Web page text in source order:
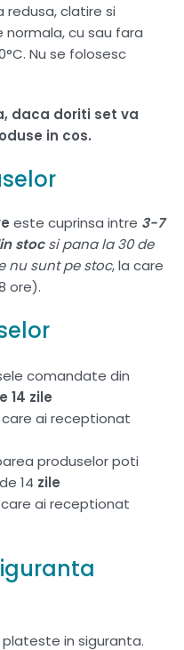
redusa, clatire si
cu sau fara
Nu se folosesc
daca doriti set va
in cos.
este cuprinsa intre 3-7
stocsi pana la 30 de
nu sunt pe stoc, la care
ore).
comandate din
14 zile
ai receptionat
produselor poti
14 zile
ai receptionat
in siguranta.